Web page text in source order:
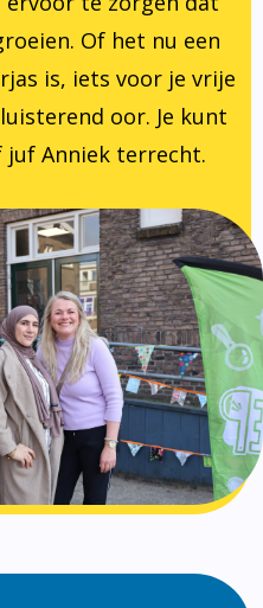
Of het nu een
is, iets voor je vrije
oor. Je kunt
Anniek terrecht.